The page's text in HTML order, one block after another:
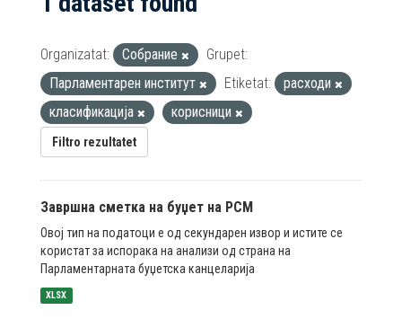
Organizatat: Собрание
Grupet:
Парламентарен институт
Etiketat:
расходи
класификација
корисници
Filtro rezultatet
Завршна сметка на буџет на РСМ
Овој тип на податоци е од секундарен извор и истите се
користат за испорака на анализи од страна на
Парламентарната буџетска канцеларија
XLSX